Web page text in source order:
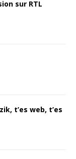
sur RTL
t’es web, t’es